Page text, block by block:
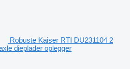
Robuste Kaiser RTI DU231104 2
dieplader oplegger